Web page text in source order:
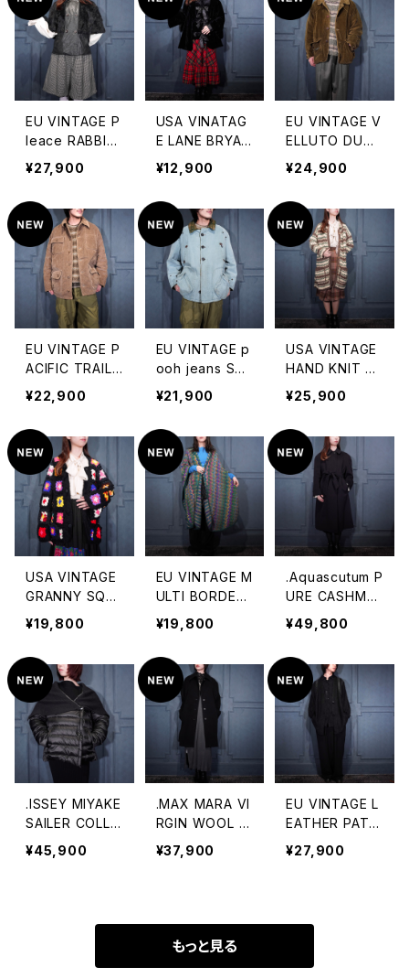
NIT IN NEPAL/
アメリカ古着ハ
ンド刺繍デザイ
ンニットフーディ
コート
ヨーロッパ古着
パッチワークデ
ザインジップアッ
プニットブルゾン
N/ヨーロッパ古
着ボーダー柄お
花デザインジッ
プアップニットブ
ルゾン
EU VINTAGE P
leace RABBIT
FUR LEATHER
CAPE COAT M
ADE IN ITALY/
ヨーロッパ古着
ラビットファーレ
ザーケープコー
ト
¥27,900
USA VINATAG
E LANE BRYAN
T DESIGN BUT
TON VELOUR
OVER JACKE
T/アメリカ古着
デザインボタン
ベロアオーバー
ジャケット
¥12,900
EU VINTAGE V
ELLUTO DUCA
VISCONTI DI
MODRONE VE
LVIS SPA UNIV
ERSE WIDE PI
TCH CORDUL
OY HUNTING
JACKET MADE
IN ITALY/ヨー
ロッパ古着ワイ
ドピッチコーデュ
ロイハンティング
ジャケット
¥24,900
EU VINTAGE P
ACIFIC TRAIL
QULTING COR
DULOY COVE
RALL JACKET/
ヨーロッパ古着
キルティングコ
ーデュロイカバ
ーオールジャケ
ット
¥22,900
EU VINTAGE p
ooh jeans STI
TCH DESIGN B
OA COLLAR D
UCK JACKET/
ヨーロッパ古着
ステッチデザイン
ボアカラーダッ
クジャケット
¥21,900
USA VINTAGE
HAND KNIT DE
SIGN COAT/ア
メリカ古着ハンド
ニットデザインコ
ート(ロングカー
ディガン)
¥25,900
USA VINTAGE
GRANNY SQU
ARE MULTI PA
TTERNED DES
IGN HAND KNI
T CARDIGAN/
アメリカ古着グ
ラニースクエア
マルチパターン
デザインハンドニ
ットカーディガン
¥19,800
EU VINTAGE M
ULTI BORDER
PATTERNED
WOVEN DESIG
N REVERIBLE
MIX KNIT CAP
E COAT/ヨーロ
ッパ古着マルチ
ボーダー柄織デ
ザインリバーシブ
ルミックスニット
ケープコート(ポ
ンチョ)
¥19,800
.Aquascutum P
URE CASHME
RE100% BELT
ED BALMACAA
N COAT/アクア
スキュータムピ
ュアカシミヤ10
0%ベルテッドバ
ルマカーンコー
ト(ステンカラー
コート) 20000
00074993
¥49,800
.ISSEY MIYAKE
SAILER COLLA
R RIB KNIT DE
SIGN DOWN J
¥45,900
.MAX MARA VI
RGIN WOOL O
VER COAT/マ
ックスマーラバ
¥37,900
EU VINTAGE L
EATHER PATC
H DESIGN MO
HAIR CARDIGA
¥27,900
もっと見る